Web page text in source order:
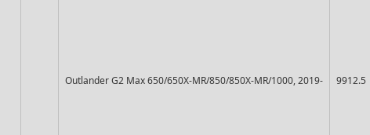
Outlander G2 Max 650/650X-MR/850/850X-MR/1000, 2019- 9912.5